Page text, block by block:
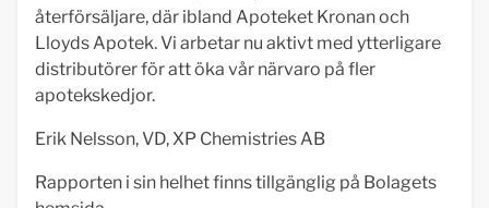
återförsäljare, där ibland Apoteket Kronan och
Lloyds Apotek. Vi arbetar nu aktivt med ytterligare
distributörer för att öka vår närvaro på fler
apotekskedjor.
Erik Nelsson, VD, XP Chemistries AB
Rapporten i sin helhet finns tillgänglig på Bolagets